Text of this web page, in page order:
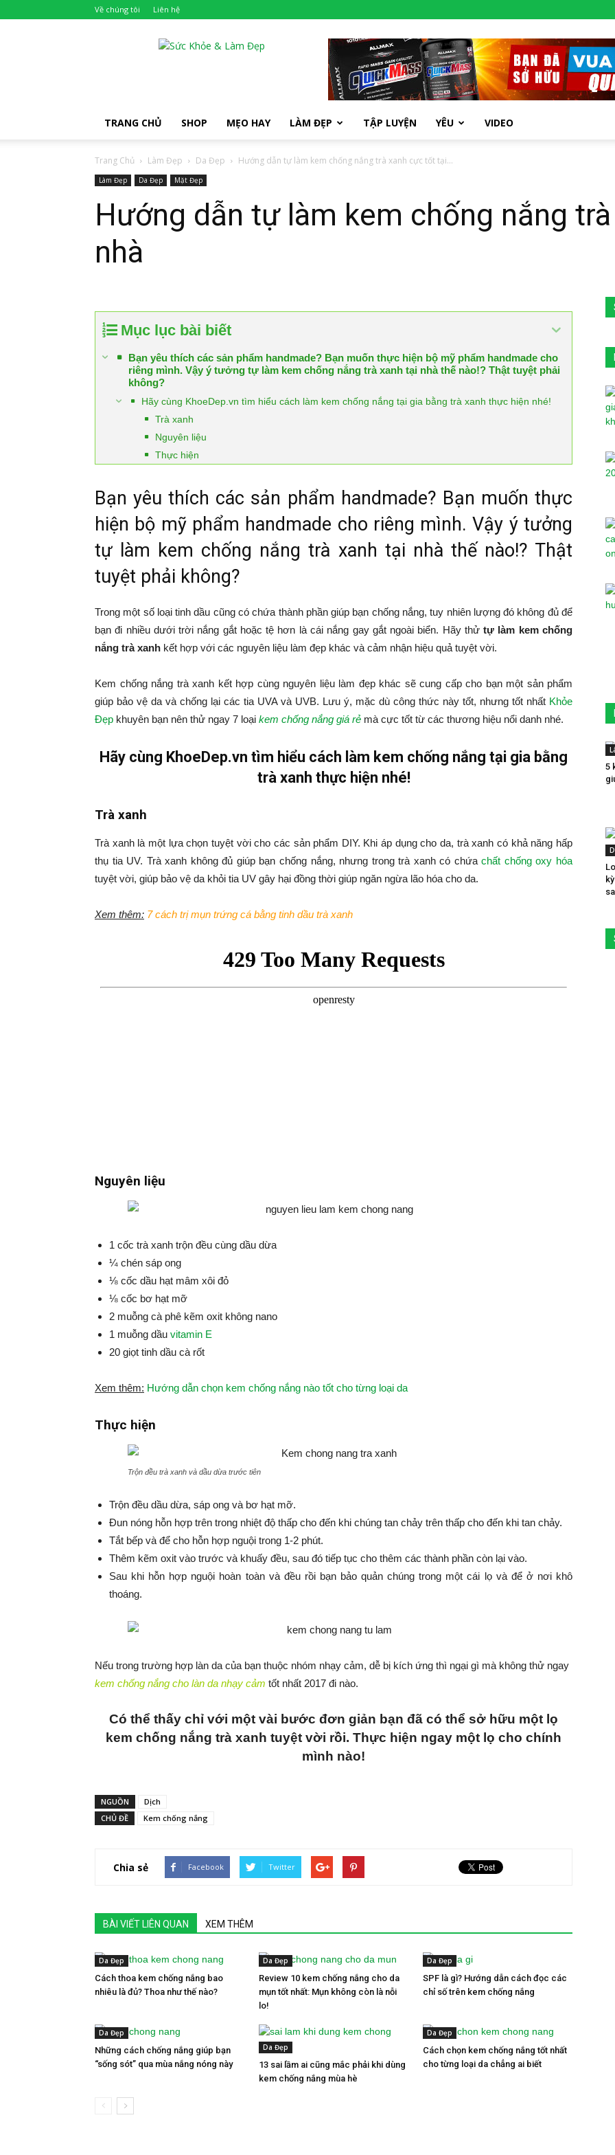
Về chúng tôi Liên hệ
TRANG CHỦ SHOP MẸO HAY LÀM ĐẸP TẬP LUYỆN YÊU VIDEO
Trang Chủ Làm Đẹp Da Đẹp Hướng dẫn tự làm kem chống nắng trà xanh cực tốt tại...
Làm Đẹp Da Đẹp Mặt Đẹp
Hướng dẫn tự làm kem chống nắng
nhà
Mục lục bài biết
Bạn yêu thích các sản phẩm handmade? Bạn muốn thực hiện bộ mỹ phẩm handmade cho
riêng mình. Vậy ý tưởng tự làm kem chống nắng trà xanh tại nhà thế nào!? Thật tuyệt phải
không?
Hãy cùng KhoeDep.vn tìm hiểu cách làm kem chống nắng tại gia bằng trà xanh thực hiện nhé!
Trà xanh
Nguyên liệu
Thực hiện
Bạn yêu thích các sản phẩm handmade? Bạn muốn thực
hiện bộ mỹ phẩm handmade cho riêng mình. Vậy ý tưởng
tự làm kem chống nắng trà xanh tại nhà thế nào!? Thật
tuyệt phải không?
Trong một số loại tinh dầu cũng có chứa thành phần giúp bạn chống nắng, tuy nhiên lượng đó không đủ để
bạn đi nhiều dưới trời nắng gắt hoặc tệ hơn là cái nắng gay gắt ngoài biển. Hãy thửtự làm kem chống
nắng trà xanh kết hợp với các nguyên liệu làm đẹp khác và cảm nhận hiệu quả tuyệt vời.
Kem chống nắng trà xanh kết hợp cùng nguyên liệu làm đẹp khác sẽ cung cấp cho bạn một sản phẩm
giúp bảo vệ da và chống lại các tia UVA và UVB. Lưu ý, mặc dù công thức này tốt, nhưng tốt nhất Khỏe
Đẹp khuyên bạn nên thử ngay 7 loại kem chống nắng giá rẻ mà cực tốt từ các thương hiệu nổi danh nhé.
Hãy cùng KhoeDep.vn tìm hiểu cách làm kem chống nắng tại gia bằng
trà xanh thực hiện nhé!
Trà xanh
Trà xanh là một lựa chọn tuyệt vời cho các sản phẩm DIY. Khi áp dụng cho da, trà xanh có khả năng hấp
thụ tia UV. Trà xanh không đủ giúp bạn chống nắng, nhưng trong trà xanh có chứachất chống oxy hóa
tuyệt vời, giúp bảo vệ da khỏi tia UV gây hại đồng thời giúp ngăn ngừa lão hóa cho da.
Xem thêm: 7 cách trị mụn trứng cá bằng tinh dầu trà xanh
Nguyên liệu
1 cốc trà xanh trộn đều cùng dầu dừa
¼ chén sáp ong
⅛ cốc dầu hạt mâm xôi đỏ
⅛ cốc bơ hạt mỡ
2 muỗng cà phê kẽm oxit không nano
1 muỗng dầu vitamin E
20 giọt tinh dầu cà rốt
Xem thêm: Hướng dẫn chọn kem chống nắng nào tốt cho từng loại da
Thực hiện
Trộn đều trà xanh và dầu dừa trước tiên
Trộn đều dầu dừa, sáp ong và bơ hạt mỡ.
Đun nóng hỗn hợp trên trong nhiệt độ thấp cho đến khi chúng tan chảy trên thấp cho đến khi tan chảy.
Tắt bếp và để cho hỗn hợp nguội trong 1-2 phút.
Thêm kẽm oxit vào trước và khuấy đều, sau đó tiếp tục cho thêm các thành phần còn lại vào.
Sau khi hỗn hợp nguội hoàn toàn và đều rồi bạn bảo quản chúng trong một cái lọ và để ở nơi khô
thoáng.
Nếu trong trường hợp làn da của bạn thuộc nhóm nhạy cảm, dễ bị kích ứng thì ngại gì mà không thử ngay
kem chống nắng cho làn da nhạy cảm tốt nhất 2017 đi nào.
Có thể thấy chỉ với một vài bước đơn giản bạn đã có thể sở hữu một lọ
kem chống nắng trà xanh tuyệt vời rồi. Thực hiện ngay một lọ cho chính
mình nào!
NGUỒN
Dịch
CHỦ ĐỀ
Kem chống nắng
Chia sẻ Facebook Twitter
BÀI VIẾT LIÊN QUAN XEM THÊM
Da Đẹp
Cách thoa kem chống nắng bao
nhiêu là đủ? Thoa như thế nào?
Da Đẹp
Review 10 kem chống nắng cho da
mụn tốt nhất: Mụn không còn là nỗi
lo!
Da Đẹp
SPF là gì? Hướng dẫn cách đọc các
chỉ số trên kem chống nắng
Da Đẹp
Những cách chống nắng giúp bạn
“sống sót” qua mùa nắng nóng này
Da Đẹp
13 sai lầm ai cũng mắc phải khi dùng
kem chống nắng mùa hè
Da Đẹp
Cách chọn kem chống nắng tốt nhất
cho từng loại da chẳng ai biết
5